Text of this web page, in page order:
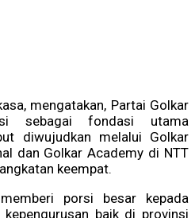
mengatakan, Partai Golkar
sebagai fondasi utama
diwujudkan melalui Golkar
dan Golkar Academy di NTT
keempat.
porsi besar kepada
baik di provinsi